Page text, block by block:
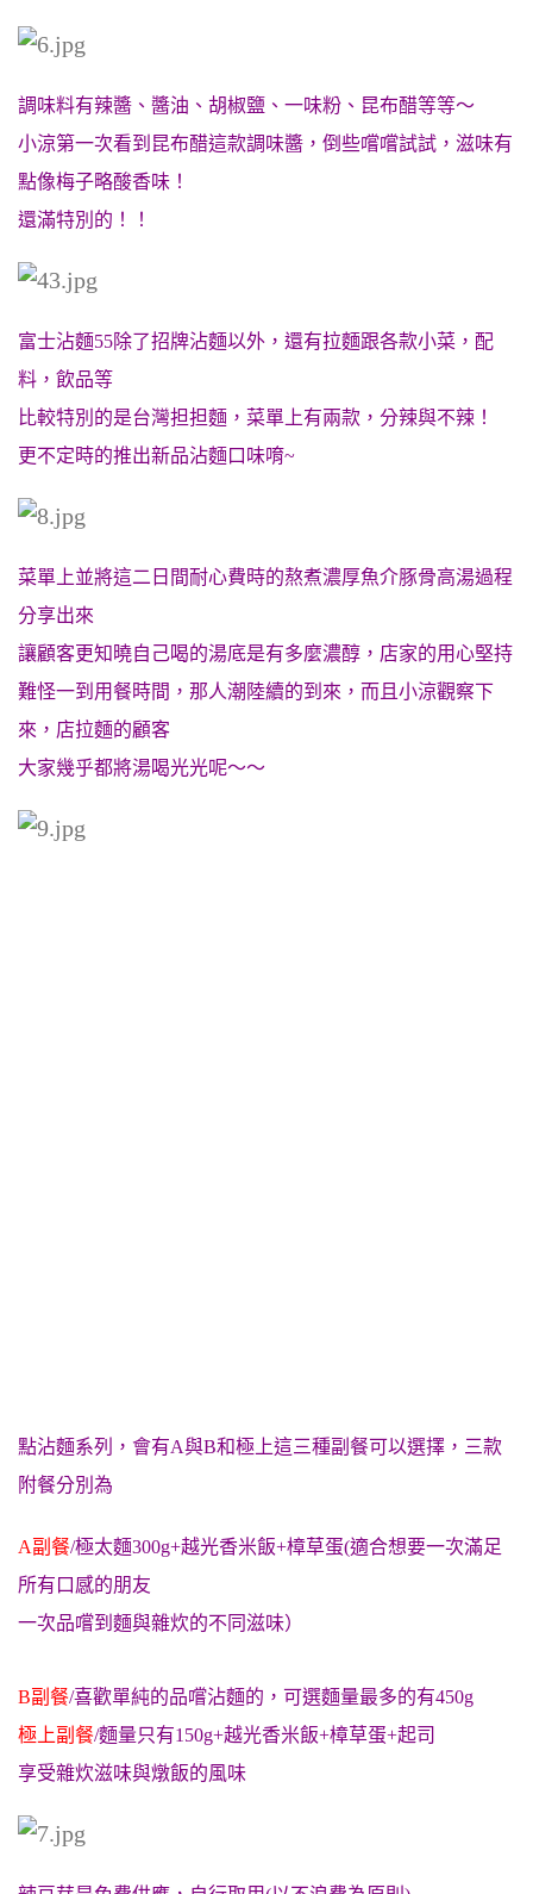
調味料有辣醬、醬油、胡椒鹽、一味粉、昆布醋等等～
小涼第一次看到昆布醋這款調味醬，倒些嚐嚐試試，滋味有
點像梅子略酸香味！
還滿特別的！！
富士沾麵55除了招牌沾麵以外，還有拉麵跟各款小菜，配
料，飲品等
比較特別的是台灣担担麵，菜單上有兩款，分辣與不辣！
更不定時的推出新品沾麵口味唷~
菜單上並將這二日間耐心費時的熬煮濃厚魚介豚骨高湯過程
分享出來
讓顧客更知曉自己喝的湯底是有多麼濃醇，店家的用心堅持
難怪一到用餐時間，那人潮陸續的到來，而且小涼觀察下
來，店拉麵的顧客
大家幾乎都將湯喝光光呢～～
點沾麵系列，會有A與B和極上這三種副餐可以選擇，三款
附餐分別為
A副餐/極太麵300g+越光香米飯+樟草蛋(適合想要一次滿足
所有口感的朋友
一次品嚐到麵與雜炊的不同滋味）
B副餐/喜歡單純的品嚐沾麵的 ，可選麵量最多的有450g
極上副餐/麵量只有150g+越光香米飯+樟草蛋+起司
享受雜炊滋味與燉飯的風味